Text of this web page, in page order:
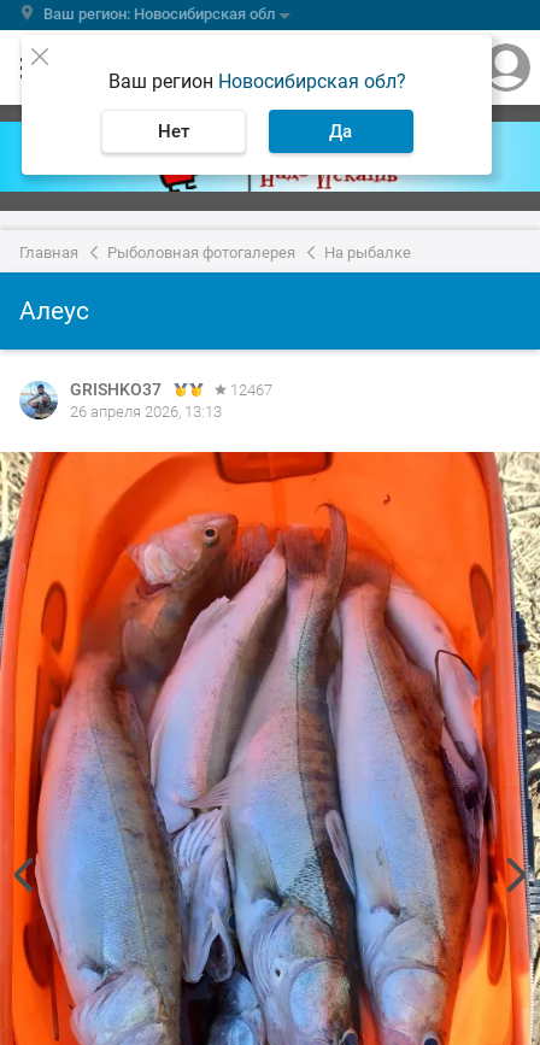
Ваш регион: Новосибирская обл
Ваш регион Новосибирская обл?
Нет Да
Главная Рыболовная фотогалерея На рыбалке
Алеус
GRISHKO37
12467
26 апреля 2026, 13:13